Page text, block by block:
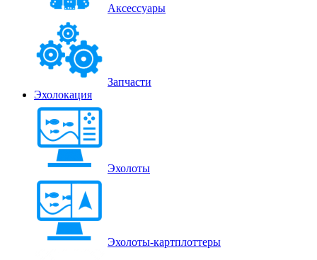
Аксессуары
Запчасти
Эхолокация
Эхолоты
Эхолоты-картплоттеры